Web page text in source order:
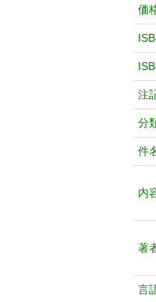
価
注
分
件
内
著
言